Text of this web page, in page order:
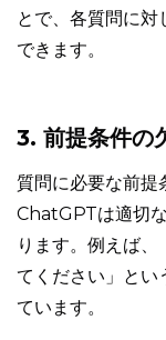
とで、各質問に
できます。
3. 前提条件の
質問に必要な前提
ChatGPTは適切
ります。例えば、
てください」とい
ています。